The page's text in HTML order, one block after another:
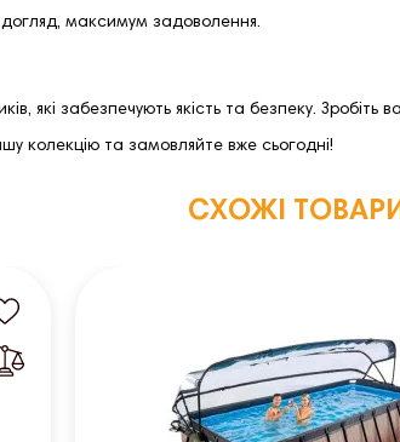
догляд, максимум задоволення.
які забезпечують якість та безпеку.
колекцію та замовляйте вже сьогодні!
СХОЖІ ТОВАРИ